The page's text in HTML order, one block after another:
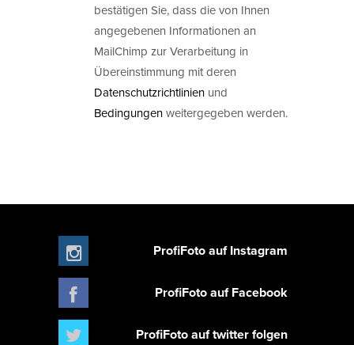
bestätigen Sie, dass die von Ihnen
angegebenen Informationen an
MailChimp zur Verarbeitung in
Übereinstimmung mit deren
Datenschutzrichtlinien und
Bedingungenweitergegeben werden.
ProfiFoto auf Instagram
ProfiFoto auf Facebook
ProfiFoto auf twitter folgen